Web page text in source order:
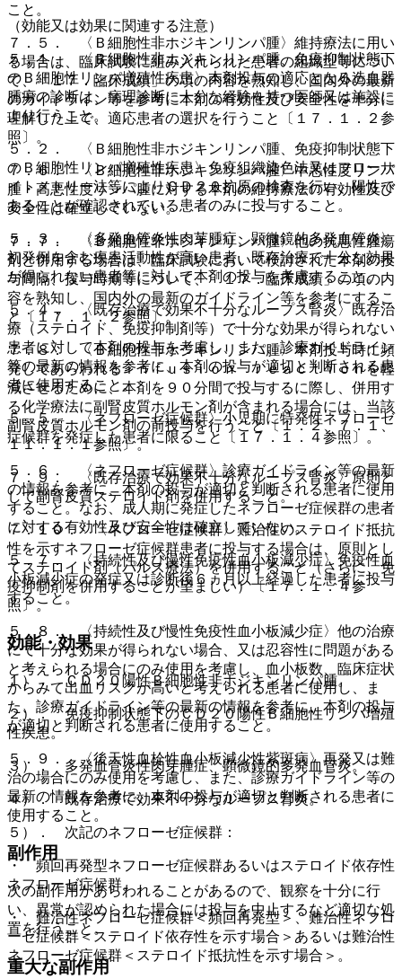
（効能又は効果に関連する注意）
５．１． 〈Ｂ細胞性非ホジキンリンパ腫、免疫抑制状態下
のＢ細胞性リンパ増殖性疾患〉本剤投与の適応となる造血器
腫瘍の診断は、病理診断に十分な経験を持つ医師又は施設に
より行うこと。
５．２． 〈Ｂ細胞性非ホジキンリンパ腫、免疫抑制状態下
のＢ細胞性リンパ増殖性疾患〉免疫組織染色法又はフローサ
イトメトリー法等によりＣＤ２０抗原の検査を行い、陽性で
あることが確認されている患者のみに投与すること。
５．３． 〈多発血管炎性肉芽腫症、顕微鏡的多発血管炎〉
初発例を含む疾患活動性が高い患者、既存治療で十分な効果
が得られない患者等に対して本剤の投与を考慮すること。
５．４． 〈既存治療で効果不十分なループス腎炎〉既存治
療（ステロイド、免疫抑制剤等）で十分な効果が得られない
患者に対して本剤の投与を考慮し、また、診療ガイドライン
等の最新の情報を参考に、本剤の投与が適切と判断される患
者に使用すること。
５．５． 〈ネフローゼ症候群〉小児期に特発性ネフローゼ
症候群を発症した患者に限ること〔１７．１．４参照〕。
５．６． 〈ネフローゼ症候群〉診療ガイドライン等の最新
の情報を参考に、本剤の投与が適切と判断される患者に使用
すること。なお、成人期に発症したネフローゼ症候群の患者
に対する有効性及び安全性は確立していない。
５．７． 〈持続性及び慢性免疫性血小板減少症〉免疫性血
小板減少症の発症又は診断後６ヵ月以上経過した患者に投与
すること。
５．８． 〈持続性及び慢性免疫性血小板減少症〉他の治療
にて十分な効果が得られない場合、又は忍容性に問題がある
と考えられる場合にのみ使用を考慮し、血小板数、臨床症状
からみて出血リスクが高いと考えられる患者に使用し、ま
た、診療ガイドライン等の最新の情報を参考に、本剤の投与
が適切と判断される患者に使用すること。
５．９． 〈後天性血栓性血小板減少性紫斑病〉再発又は難
治の場合にのみ使用を考慮し、また、診療ガイドライン等の
最新の情報を参考に、本剤の投与が適切と判断される患者に
使用すること。
副作用
次の副作用があらわれることがあるので、観察を十分に行
い、異常が認められた場合には投与を中止するなど適切な処
置を行うこと。
重大な副作用
こと。
７．５． 〈Ｂ細胞性非ホジキンリンパ腫〉維持療法に用い
る場合は、臨床試験に組み入れられた患者の組織型等につい
て、「１７．臨床成績」の項の内容を熟知し、国内外の最新
のガイドライン等を参考に本剤の有効性及び安全性を十分に
理解した上で、適応患者の選択を行うこと〔１７．１．２参
照〕。
７．６． 〈Ｂ細胞性非ホジキンリンパ腫〉中悪性度リンパ
腫・高悪性度リンパ腫に対する本剤の維持療法の有効性及び
安全性は確立していない。
７．７． 〈Ｂ細胞性非ホジキンリンパ腫〉他の抗悪性腫瘍
剤と併用する場合は、臨床試験において検討された本剤の投
与間隔、投与時期等について、「１７．臨床成績」の項の内
容を熟知し、国内外の最新のガイドライン等を参考にするこ
と〔１７．１．２参照〕。
７．８． 〈Ｂ細胞性非ホジキンリンパ腫〉本剤投与時に頻
発してあらわれるｉｎｆｕｓｉｏｎ ｒｅａｃｔｉｏｎを軽
減させるために、本剤を９０分間で投与するに際し、併用す
る化学療法に副腎皮質ホルモン剤が含まれる場合には、当該
副腎皮質ホルモン剤の前投与を行うこと〔１．２、７．１、
１１．１．１参照〕。
７．９． 〈既存治療で効果不十分なループス腎炎〉原則と
して副腎皮質ステロイド剤を併用すること。
７．１０． 〈ネフローゼ症候群〉難治性のステロイド抵抗
性を示すネフローゼ症候群患者に投与する場合は、原則とし
てステロイド剤（パルス療法）を併用すること（さらに、免
疫抑制剤を併用することが望ましい）〔１７．１．４参
照〕。
効能・効果
１）． ＣＤ２０陽性Ｂ細胞性非ホジキンリンパ腫。
２）． 免疫抑制状態下のＣＤ２０陽性Ｂ細胞性リンパ増殖
性疾患。
３）． 多発血管炎性肉芽腫症、顕微鏡的多発血管炎。
４）． 既存治療で効果不十分なループス腎炎。
５）． 次記のネフローゼ症候群：
・ 頻回再発型ネフローゼ症候群あるいはステロイド依存性
ネフローゼ症候群。
・ 難治性ネフローゼ症候群＜頻回再発型＞、難治性ネフロ
ーゼ症候群＜ステロイド依存性を示す場合＞あるいは難治性
ネフローゼ症候群＜ステロイド抵抗性を示す場合＞。